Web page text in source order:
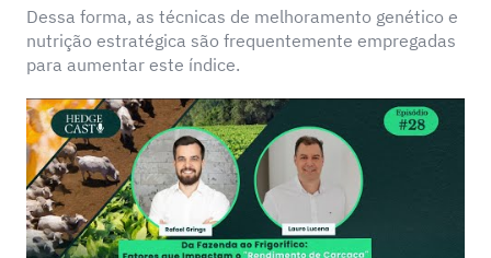
Dessa forma, as técnicas de melhoramento genético e
nutrição estratégica são frequentemente empregadas
para aumentar este índice.